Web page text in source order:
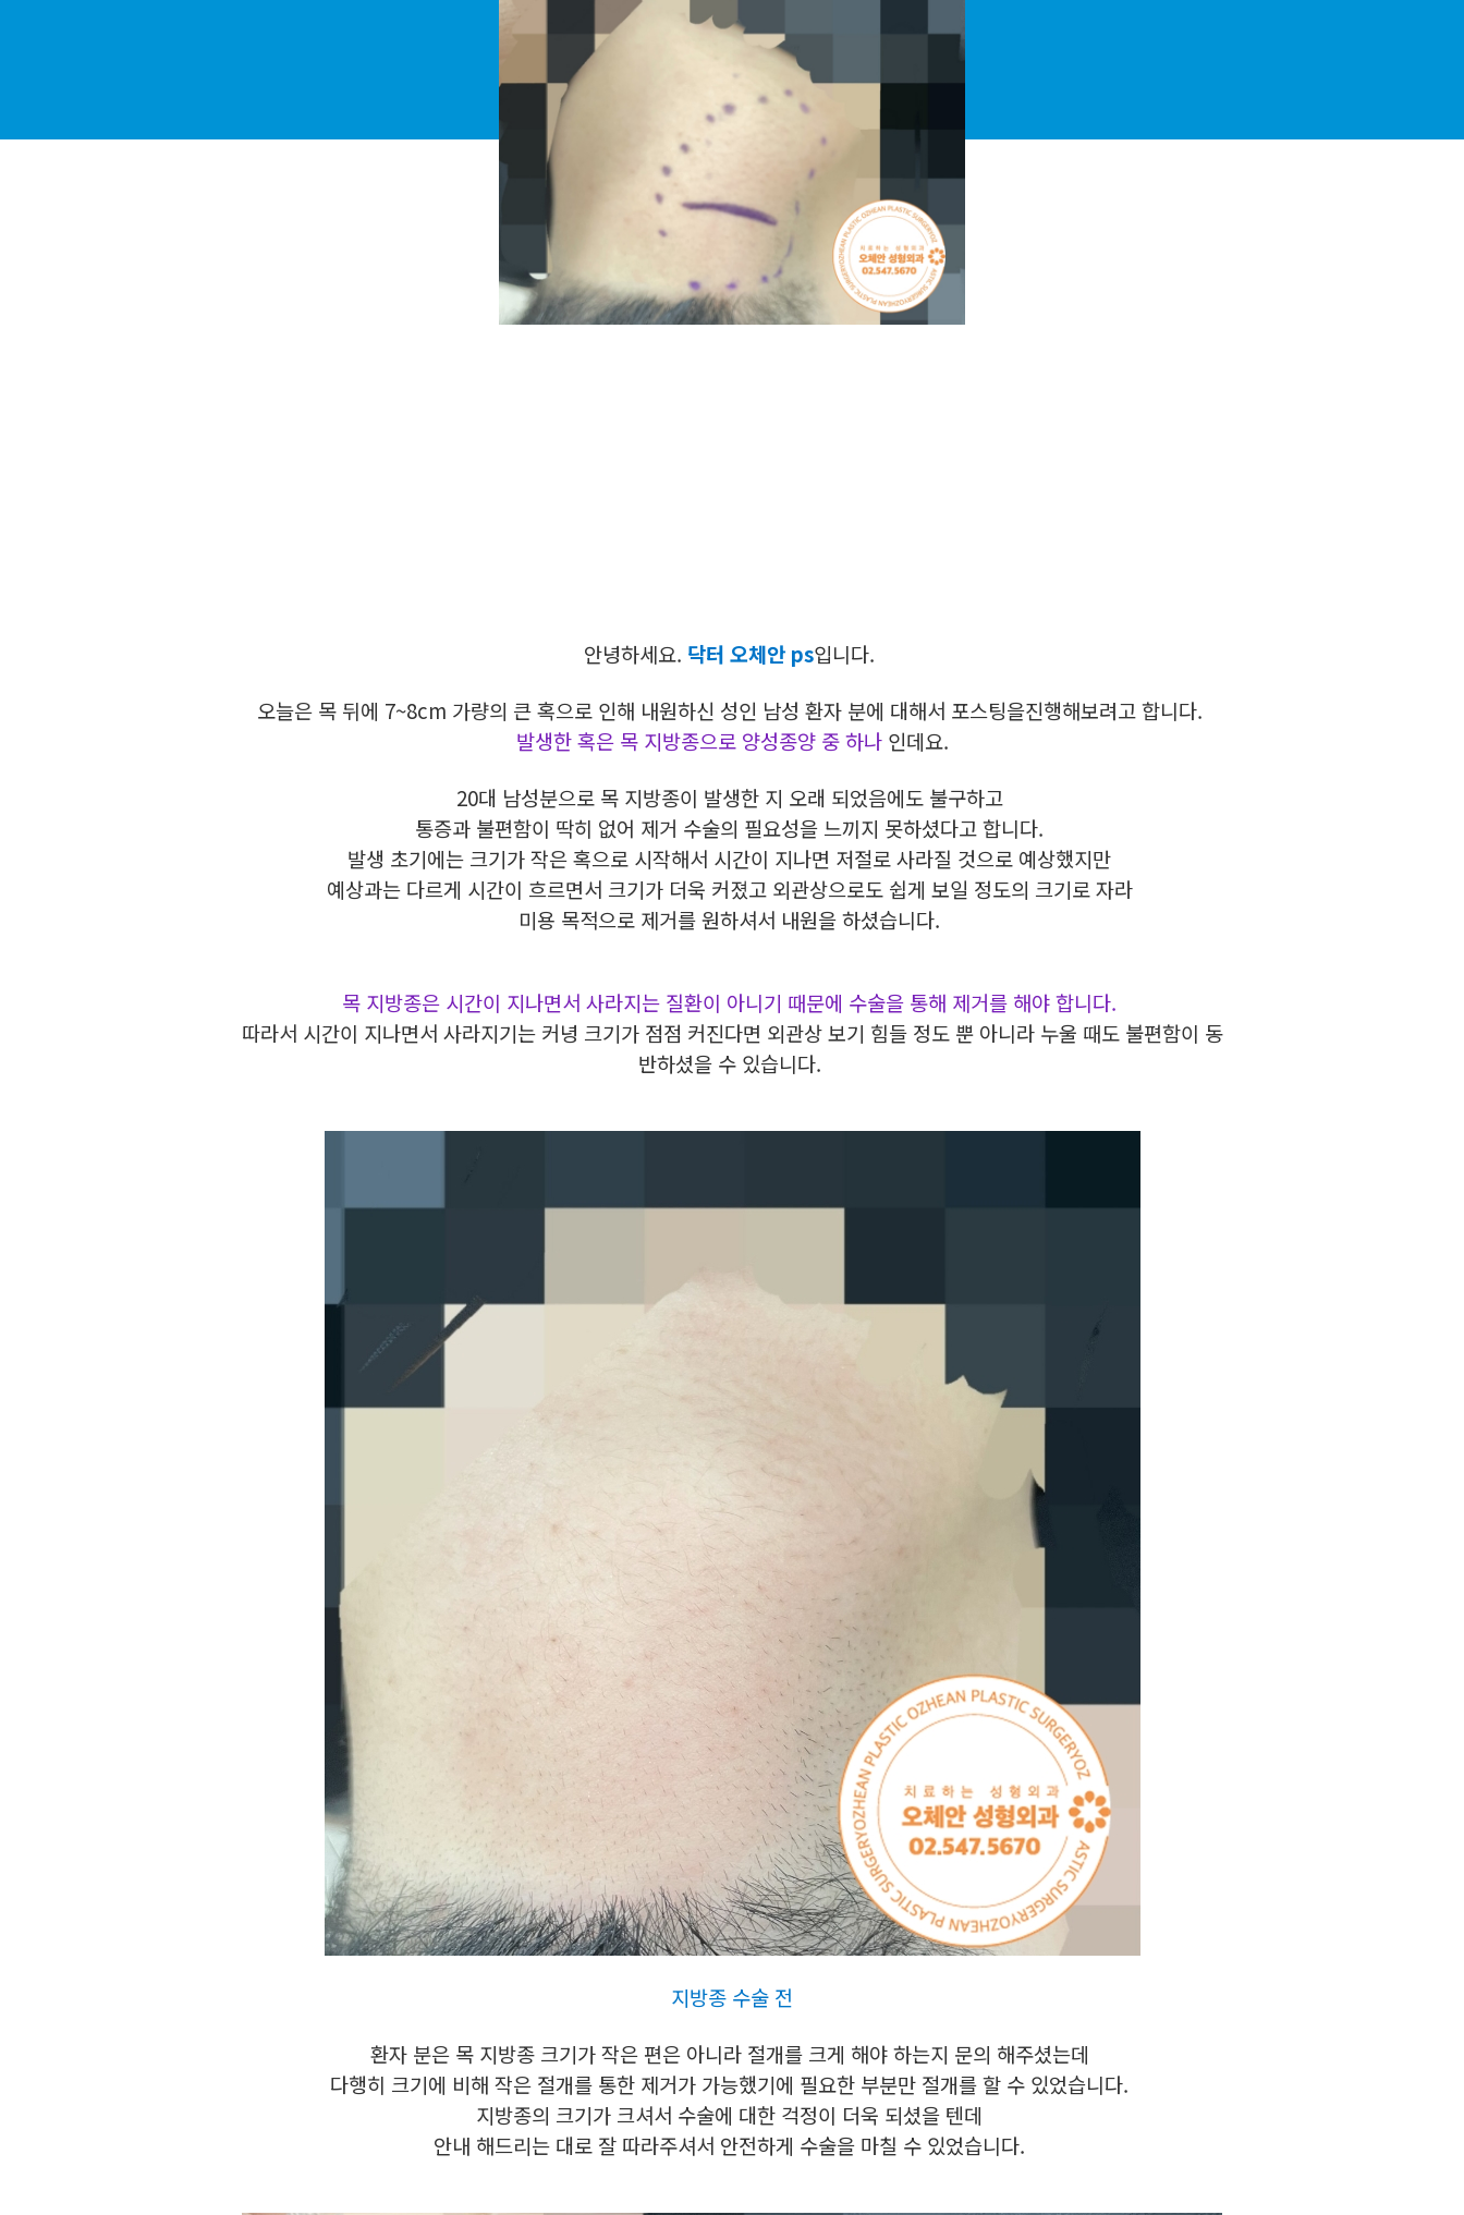
안녕하세요. 닥터 오체안 ps입니다.
오늘은 목 뒤에 7~8cm 가량의 큰 혹으로 인해 내원하신 성인 남성 환자 분에 대해서 포스팅을진행해보려고 합니다.
발생한 혹은 목 지방종으로 양성종양 중 하나인데요.
20대 남성분으로 목 지방종이 발생한 지 오래 되었음에도 불구하고
통증과 불편함이 딱히 없어 제거 수술의 필요성을 느끼지 못하셨다고 합니다.
발생 초기에는 크기가 작은 혹으로 시작해서 시간이 지나면 저절로 사라질 것으로 예상했지만
예상과는 다르게 시간이 흐르면서 크기가 더욱 커졌고 외관상으로도 쉽게 보일 정도의 크기로 자라
미용 목적으로 제거를 원하셔서 내원을 하셨습니다.
목 지방종은 시간이 지나면서 사라지는 질환이 아니기 때문에 수술을 통해 제거를 해야 합니다.
따라서 시간이 지나면서 사라지기는 커녕 크기가 점점 커진다면 외관상 보기 힘들 정도 뿐 아니라 누울 때도 불편함이 동
반하셨을 수 있습니다.
지방종 수술 전
환자 분은 목 지방종 크기가 작은 편은 아니라 절개를 크게 해야 하는지 문의 해주셨는데
다행히 크기에 비해 작은 절개를 통한 제거가 가능했기에 필요한 부분만 절개를 할 수 있었습니다.
지방종의 크기가 크셔서 수술에 대한 걱정이 더욱 되셨을 텐데
안내 해드리는 대로 잘 따라주셔서 안전하게 수술을 마칠 수 있었습니다.